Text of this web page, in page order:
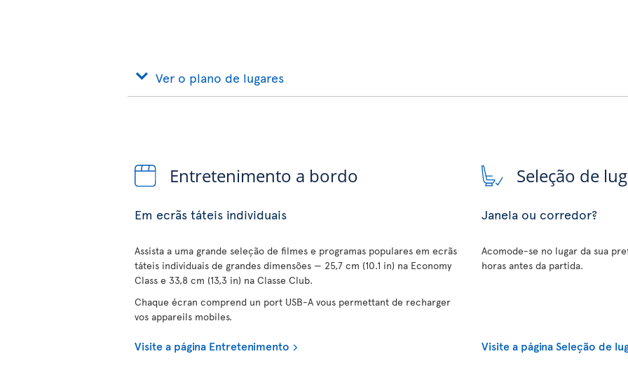
Ver o plano de lugares
Entretenimento a bordo
Em ecrãs táteis individuais
Assista a uma grande seleção de filmes e programas populares em ecrãs
táteis individuais de grandes dimensões — 25,7 cm (10.1 in) na Economy
Class e 33,8 cm (13,3 in) na Classe Club.
Chaque écran comprend un port USB-A vous permettant de recharger
vos appareils mobiles.
Visite a página Entretenimento
Seleção de
Janela ou corredor?
Acomode-se no lugar da sua
horas antes da partida.
Visite a página Seleção de